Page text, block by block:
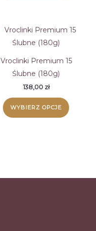
Vroclinki Premium 15
Ślubne (180g)
138,00 zł
WYBIERZ OPCJE